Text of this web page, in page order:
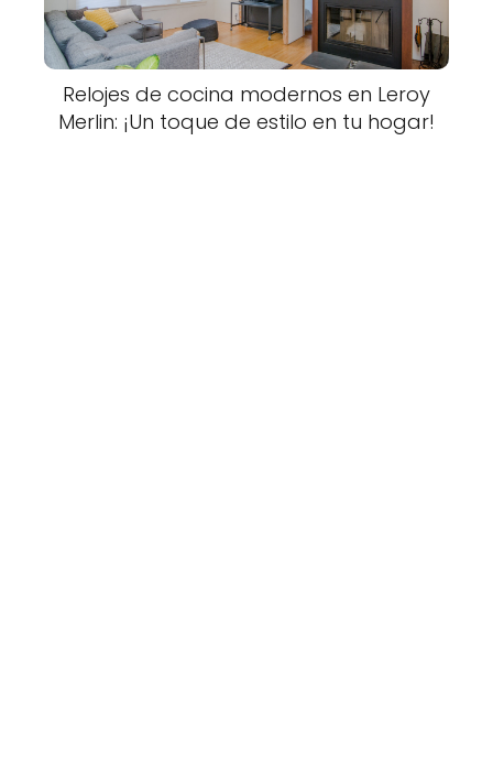
Relojes de cocina modernos en Leroy
Merlin: ¡Un toque de estilo en tu hogar!